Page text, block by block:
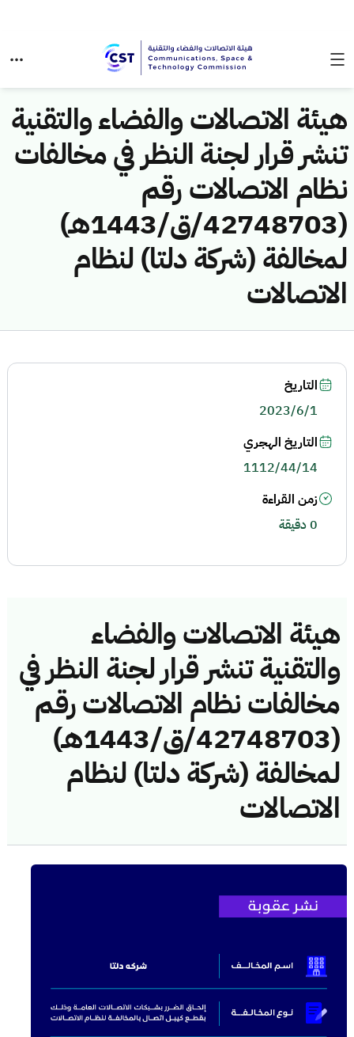
هيئة الاتصالات والفضاء والتقنية
تنشر قرار لجنة النظر في مخالفات
نظام الاتصالات رقم
(42748703/ق/1443هـ)
لمخالفة (شركة دلتا) لنظام
الاتصالات
هيئة الاتصالات والفضاء
والتقنية تنشر قرار لجنة النظر في
مخالفات نظام الاتصالات رقم
(42748703/ق/1443هـ)
لمخالفة (شركة دلتا) لنظام
الاتصالات
التاريخ
2023/6/1
التاريخ الهجري
1112/44/14
زمن القراءة
0 دقيقة